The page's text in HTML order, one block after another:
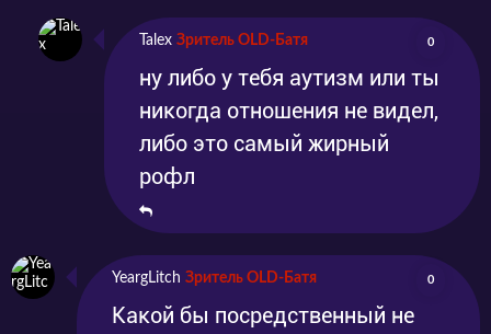
Talex Зритель OLD-Батя 0
ну либо у тебя аутизм или ты
никогда отношения не видел,
либо это самый жирный
рофл
YeargLitch Зритель OLD-Батя 0
Какой бы посредственный не